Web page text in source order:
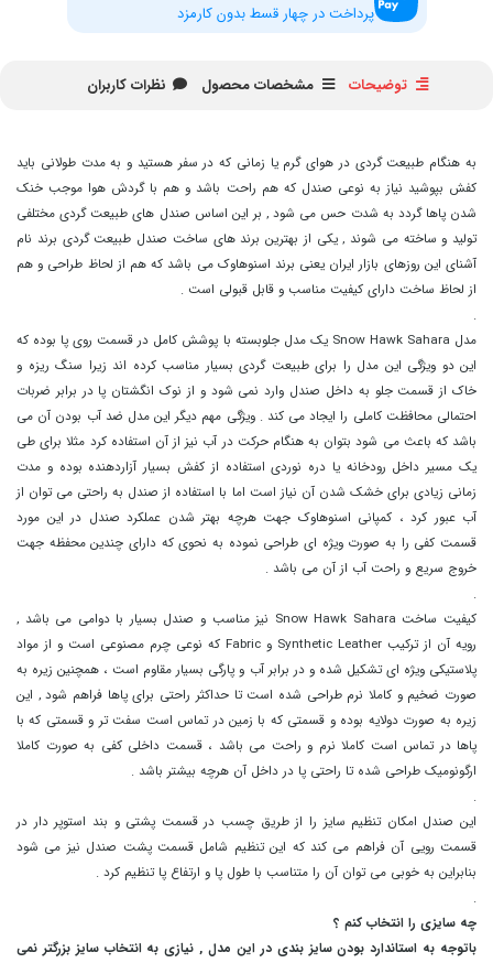
پرداخت در چهار قسط بدون کارمزد
توضیحات مشخصات محصول نظرات کاربران
به هنگام طبیعت گردی در هوای گرم یا زمانی که در سفر هستید و به مدت طولانی باید
کفش بپوشید نیاز به نوعی صندل که هم راحت باشد و هم با گردش هوا موجب خنک
شدن پاها گردد به شدت حس می شود , بر این اساس صندل های طبیعت گردی مختلفی
تولید و ساخته می شوند , یکی از بهترین برند های ساخت صندل طبیعت گردی برند نام
آشنای این روزهای بازار ایران یعنی برند اسنوهاوک می باشد که هم از لحاظ طراحی و هم
از لحاظ ساخت دارای کیفیت مناسب و قابل قبولی است .
.
مدل Snow Hawk Sahara یک مدل جلوبسته با پوشش کامل در قسمت روی پا بوده که
این دو ویژگی این مدل را برای طبیعت گردی بسیار مناسب کرده اند زیرا سنگ ریزه و
خاک از قسمت جلو به داخل صندل وارد نمی شود و از نوک انگشتان پا در برابر ضربات
احتمالی محافظت کاملی را ایجاد می کند . ویژگی مهم دیگر این مدل ضد آب بودن آن می
باشد که باعث می شود بتوان به هنگام حرکت در آب نیز از آن استفاده کرد مثلا برای طی
یک مسیر داخل رودخانه یا دره نوردی استفاده از کفش بسیار آزاردهنده بوده و مدت
زمانی زیادی برای خشک شدن آن نیاز است اما با استفاده از صندل به راحتی می توان از
آب عبور کرد ، کمپانی اسنوهاوک جهت هرچه بهتر شدن عملکرد صندل در این مورد
قسمت کفی را به صورت ویژه ای طراحی نموده به نحوی که دارای چندین محفظه جهت
خروج سریع و راحت آب از آن می باشد .
.
کیفیت ساخت Snow Hawk Sahara نیز مناسب و صندل بسیار با دوامی می باشد ,
رویه آن از ترکیب Synthetic Leather و Fabric که نوعی چرم مصنوعی است و از مواد
پلاستیکی ویژه ای تشکیل شده و در برابر آب و پارگی بسیار مقاوم است ، همچنین زیره به
صورت ضخیم و کاملا نرم طراحی شده است تا حداکثر راحتی برای پاها فراهم شود , این
زیره به صورت دولایه بوده و قسمتی که با زمین در تماس است سفت تر و قسمتی که با
پاها در تماس است کاملا نرم و راحت می باشد ، قسمت داخلی کفی به صورت کاملا
ارگونومیک طراحی شده تا راحتی پا در داخل آن هرچه بیشتر باشد .
.
این صندل امکان تنظیم سایز را از طریق چسب در قسمت پشتی و بند استوپر دار در
قسمت رویی آن فراهم می کند که این تنظیم شامل قسمت پشت صندل نیز می شود
بنابراین به خوبی می توان آن را متناسب با طول پا و ارتفاع پا تنظیم کرد .
.
چه سایزی را انتخاب کنم ؟
باتوجه به استاندارد بودن سایز بندی در این مدل , نیازی به انتخاب سایز بزرگتر نمی